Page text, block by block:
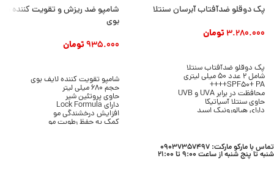
پک دوقلو ضدآفتاب آبرسان سنتلا
3.280.000تومان
پک دوقلو ضدآفتاب سنتلا
شامل 2 عدد 50 میلی لیتری
SPF50+ PA++++
محافظت در برابر UVA و UVB
حاوی سنتلا آسیاتیکا
دارای هیالورونیک اسید
محصول برند SKIN1004
شامپو ضد ریزش و تقویت کننده مو
بوی
935.000تومان
شامپو تقویت کننده لایف بوی
حجم 680 میلی لیتر
حاوی پروتئین شیر
دارای Lock Formula
افزایش درخشندگی مو
کمک به حفظ رطوبت مو
تماس با مارکو مارکت: 09037357497
شنبه تا پنج شنبه از ساعت 9:00 تا 21:00